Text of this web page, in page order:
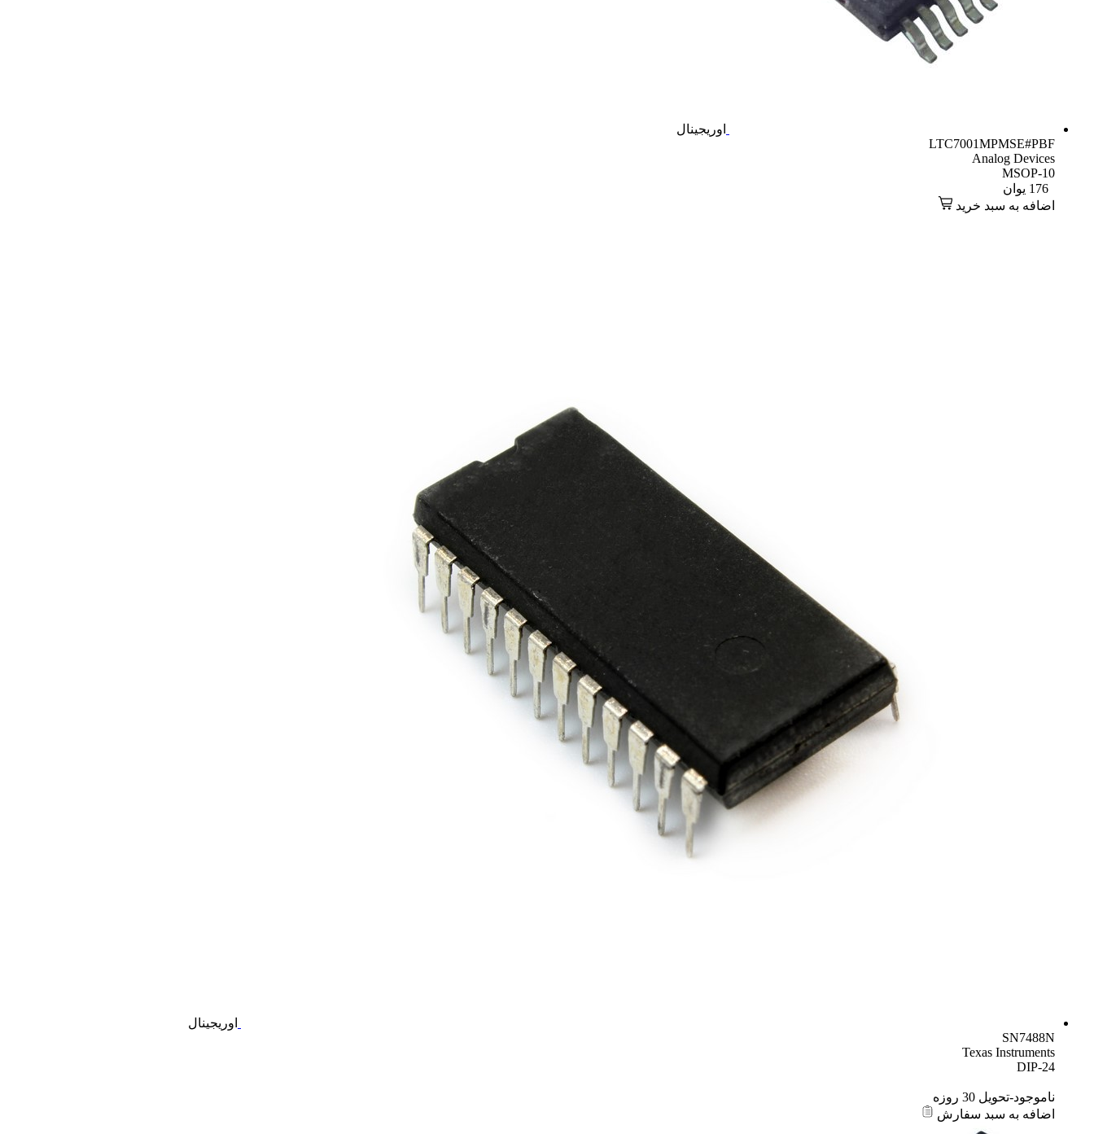
اوریجینال
LTC7001MPMSE#PBF
Analog Devices
MSOP-10
176 یوان
اضافه به سبد خرید
اوریجینال
SN7488N
Texas Instruments
DIP-24
ناموجود-تحویل 30 روزه
اضافه به سبد سفارش